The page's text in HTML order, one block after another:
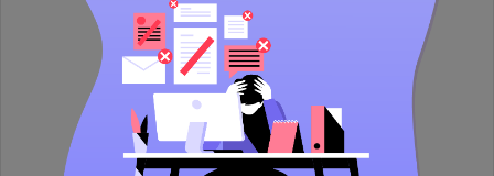
ยังไม่มีข้อมูล